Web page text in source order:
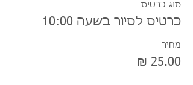
סוג כרטיס
כרטיס לסיור בשעה 10:00
מחיר